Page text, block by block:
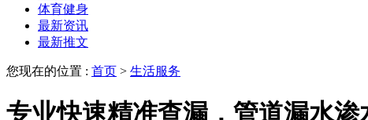
体育健身
最新资讯
最新推文
您现在的位置 : 首页 > 生活服务
专业快速精准查漏，管道漏水